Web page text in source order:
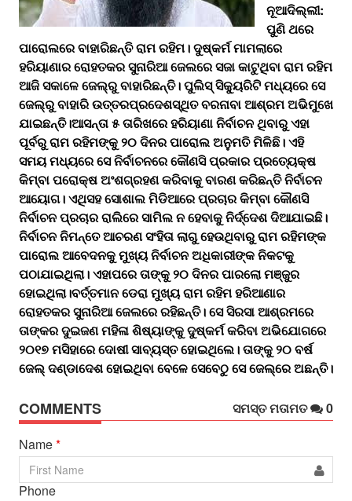
ନୂଆଦିଲ୍ଲୀ:
ପୁଣି ଥରେ
ପାରୋଲରେ ବାହାରିଛନ୍ତି ରାମ ରହିମ। ଦୁଷ୍କର୍ମ ମାମଲାରେ
ହରିୟାଣାର ରୋହତକର ସୁନାରିଆ ଜେଲରେ ସଜା କାଟୁଥିବା ରାମ ରହିମ
ଆଜି ସକାଳେ ଜେଲ୍‌ରୁ ବାହାରିଛନ୍ତି। ପୁଲିସ୍‌ ସିକ୍ୟୁରିଟି ମଧ୍ୟରେ ସେ
ଜେଲ୍‌ରୁ ବାହାରି ଉତ୍ତରପ୍ରଦେଶସ୍ଥିତ ବରନାବା ଆଶ୍ରମ ଅଭିମୁଖେ
ଯାଇଛନ୍ତି।ଆସନ୍ତା ୫ ତାରିଖରେ ହରିୟାଣା ନିର୍ବାଚନ ଥିବାରୁ ଏହା
ପୂର୍ବରୁ ରାମ ରହିମଙ୍କୁ ୨୦ ଦିନର ପାରୋଲ ଅନୁମତି ମିଳିଛି। ଏହି
ସମୟ ମଧ୍ୟରେ ସେ ନିର୍ବାଚନରେ କୌଣସି ପ୍ରକାର ପ୍ରତ୍ୟେକ୍ଷ
କିମ୍ବା ପରୋକ୍ଷ ଅଂଶଗ୍ରହଣ କରିବାକୁ ବାରଣ କରିଛନ୍ତି ନିର୍ବାଚନ
ଆୟୋଗ। ଏଥିସହ ସୋଶାଲ ମିଡିଆରେ ପ୍ରଚାର କିମ୍ବା କୌଣସି
ନିର୍ବାଚନ ପ୍ରଚାର ରାଲିରେ ସାମିଲ ନ ହେବାକୁ ନିର୍ଦ୍ଦେଶ ଦିଆଯାଇଛି।
ନିର୍ବାଚନ ନିମନ୍ତେ ଆଚରଣ ସଂହିତା ଲାଗୁ ହେଉଥିବାରୁ ରାମ ରହିମଙ୍କ
ପାରୋଲ ଆବେଦନକୁ ମୁଖ୍ୟ ନିର୍ବାଚନ ଅଧିକାରୀଙ୍କ ନିକଟକୁ
ପଠାଯାଇଥିଲା। ଏହାପରେ ତାଙ୍କୁ ୨୦ ଦିନର ପାରଲୋ ମଞ୍ଜୁର
ହୋଇଥିଲା।ବର୍ତ୍ତମାନ ଡେରା ମୁଖ୍ୟ ରାମ ରହିମ ହରିଆଣାର
ରୋହତକର ସୁନାରିଆ ଜେଲରେ ରହିଛନ୍ତି। ସେ ସିରସା ଆଶ୍ରମରେ
ତାଙ୍କର ଦୁଇଜଣ ମହିଳା ଶିଷ୍ୟାଙ୍କୁ ଦୁଷ୍କର୍ମ କରିବା ଅଭିଯୋଗରେ
୨୦୧୭ ମସିହାରେ ଦୋଷୀ ସାବ୍ୟସ୍ତ ହୋଇଥିଲେ। ତାଙ୍କୁ ୨୦ ବର୍ଷ
ଜେଲ୍ ଦଣ୍ଡାଦେଶ ହୋଇଥିବା ବେଳେ ସେବେଠୁ ସେ ଜେଲ୍‌ରେ ଅଛନ୍ତି।
COMMENTS ସମସ୍ତ ମତାମତ
0
Name*
Phone